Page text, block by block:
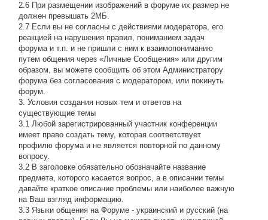
2.6 При размещении изображений в форуме их размер не
должен превышать 2МБ.
2.7 Если вы не согласны с действиями модератора, его
реакцией на нарушения правил, пониманием задач
форума и т.п. и не пришли с ним к взаимопониманию
путем общения через «Личные Сообщения» или другим
образом, вы можете сообщить об этом Администратору
форума без согласования с модератором, или покинуть
форум.
3. Условия создания новых тем и ответов на
существующие темы
3.1 Любой зарегистрированный участник конференции
имеет право создать тему, которая соответствует
профилю форума и не является повторной по данному
вопросу.
3.2 В заголовке обязательно обозначайте название
предмета, которого касается вопрос, а в описании темы
давайте краткое описание проблемы или наиболее важную
на Ваш взгляд информацию.
3.3 Языки общения на Форуме - украинский и русский (на